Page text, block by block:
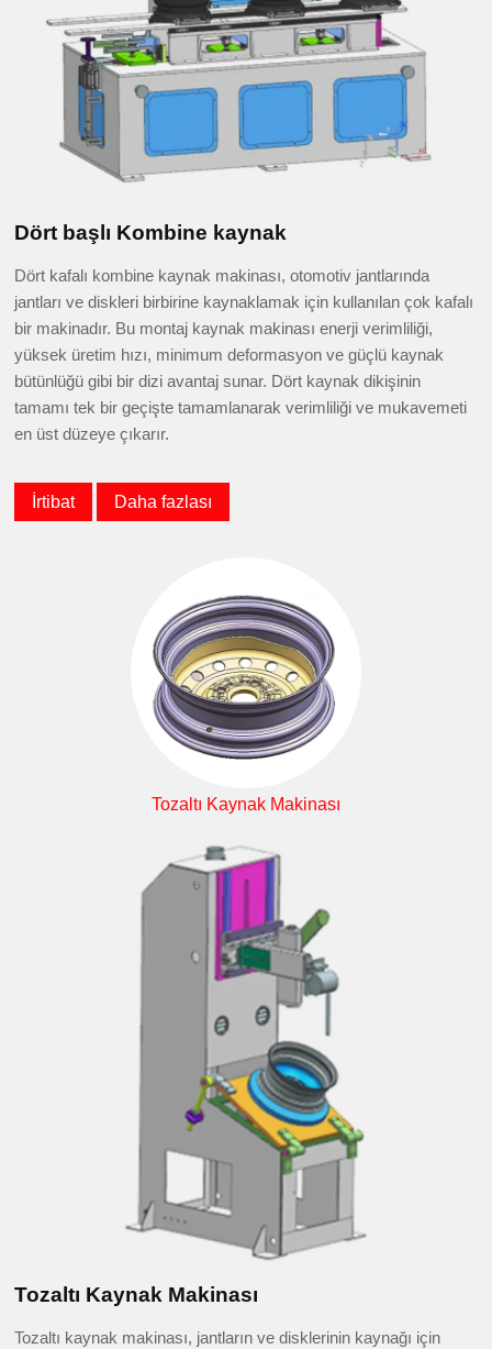
Dört başlı Kombine kaynak
Dört kafalı kombine kaynak makinası, otomotiv jantlarında
jantları ve diskleri birbirine kaynaklamak için kullanılan çok kafalı
bir makinadır. Bu montaj kaynak makinası enerji verimliliği,
yüksek üretim hızı, minimum deformasyon ve güçlü kaynak
bütünlüğü gibi bir dizi avantaj sunar. Dört kaynak dikişinin
tamamı tek bir geçişte tamamlanarak verimliliği ve mukavemeti
en üst düzeye çıkarır.
İrtibat Daha fazlası
Tozaltı Kaynak Makinası
Tozaltı Kaynak Makinası
Tozaltı kaynak makinası, jantların ve disklerinin kaynağı için